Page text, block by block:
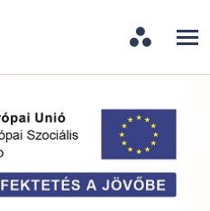
a Szeged
Telepen